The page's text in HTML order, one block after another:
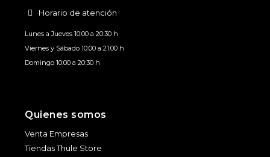
Horario de atención
Lunes a Jueves 10:00 a 20:30 h
Viernes y Sábado 10:00 a 21:00 h
Domingo 10:00 a 20:30 h
Quienes somos
Venta Empresas
Tiendas Thule Store